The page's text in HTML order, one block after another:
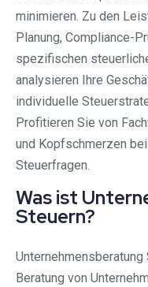
minimieren. Zu den
Planung, Compliance-
spezifischen
analysieren Ihre
individuelle
Profitieren Sie von
und Kopfschmerzen
Steuerfragen.
Was ist
Steuern?
Beratung von